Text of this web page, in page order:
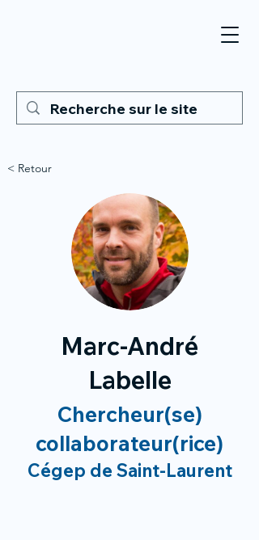
< Retour
Marc-André
Labelle
Chercheur(se)
collaborateur(rice)
Cégep de Saint-Laurent